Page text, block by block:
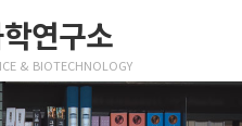
연구소
& BIOTECHNOLOGY